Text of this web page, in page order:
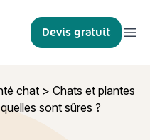
Devis gratuit
chat > Chats et plantes
sont sûres ?